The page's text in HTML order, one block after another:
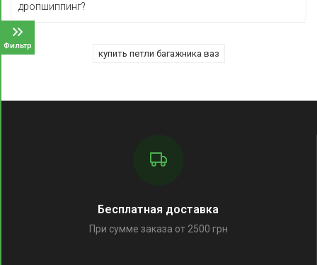
Фильтр
дропшиппинг?
купить петли багажника ваз
Бесплатная доставка
При сумме заказа от 2500 грн